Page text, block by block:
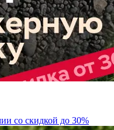
со скидкой до 30%